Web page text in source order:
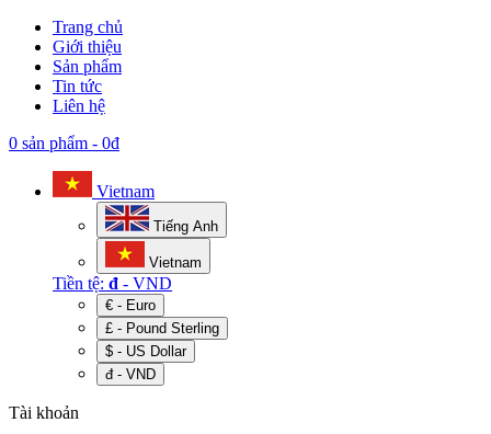
Trang chủ
Giới thiệu
Sản phẩm
Tin tức
Liên hệ
0 sản phẩm - 0đ
Vietnam
Tiếng Anh
Vietnam
Tiền tệ: đ - VND
€ - Euro
£ - Pound Sterling
$ - US Dollar
đ - VND
Tài khoản